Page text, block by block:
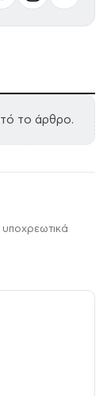
το άρθρο.